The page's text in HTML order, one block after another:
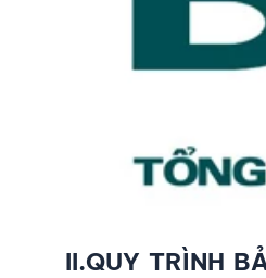
II.QUY TRÌNH